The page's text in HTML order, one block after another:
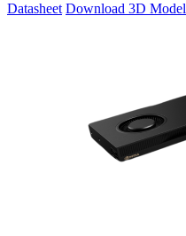
Datasheet Download 3D Model